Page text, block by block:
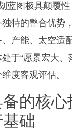
蓝图极具颠覆
特的整合优势
产能、太空适
于“愿景宏大、
度客观评估。
备的核
础